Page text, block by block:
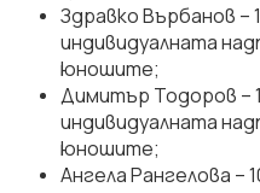
Здравко Върбанов –
индивидуалната
юношите;
Димитър Тодоров –
индивидуалната
юношите;
Ангела Рангелова –